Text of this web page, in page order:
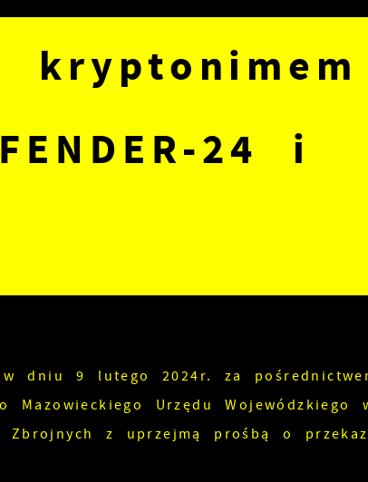
kryptonimem
24 i
dniu 9 lutego 2024r. za
Mazowieckiego Urzędu Wojewódzkiego
Zbrojnych z uprzejmą prośbą o